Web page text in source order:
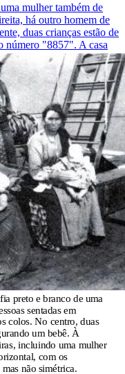
mulher também de
há outro homem de
duas crianças estão de
número "8857". A casa
preto e branco de uma
sentadas em
colos. No centro, duas
um bebê. À
incluindo uma mulher
com os
não simétrica.